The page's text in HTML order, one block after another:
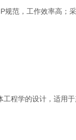
规范，工作效率高；
程学的设计，适用